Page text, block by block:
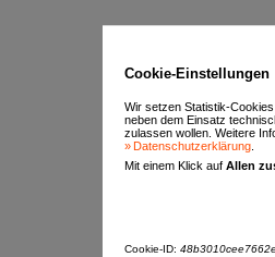
Cookie-Einstellungen
Wir setzen Statistik-
neben dem Einsatz
zulassen wollen. Weitere
Datenschutzerklärung
Mit einem Klick auf Allen
Cookie-ID: